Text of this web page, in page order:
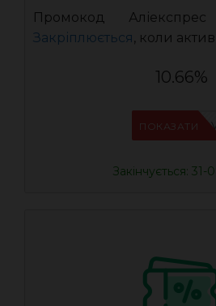
Промокод
Закріплюється, коли
10.66%
IFPHE6DV
ПОКАЗАТИ
Закінчується: 31-